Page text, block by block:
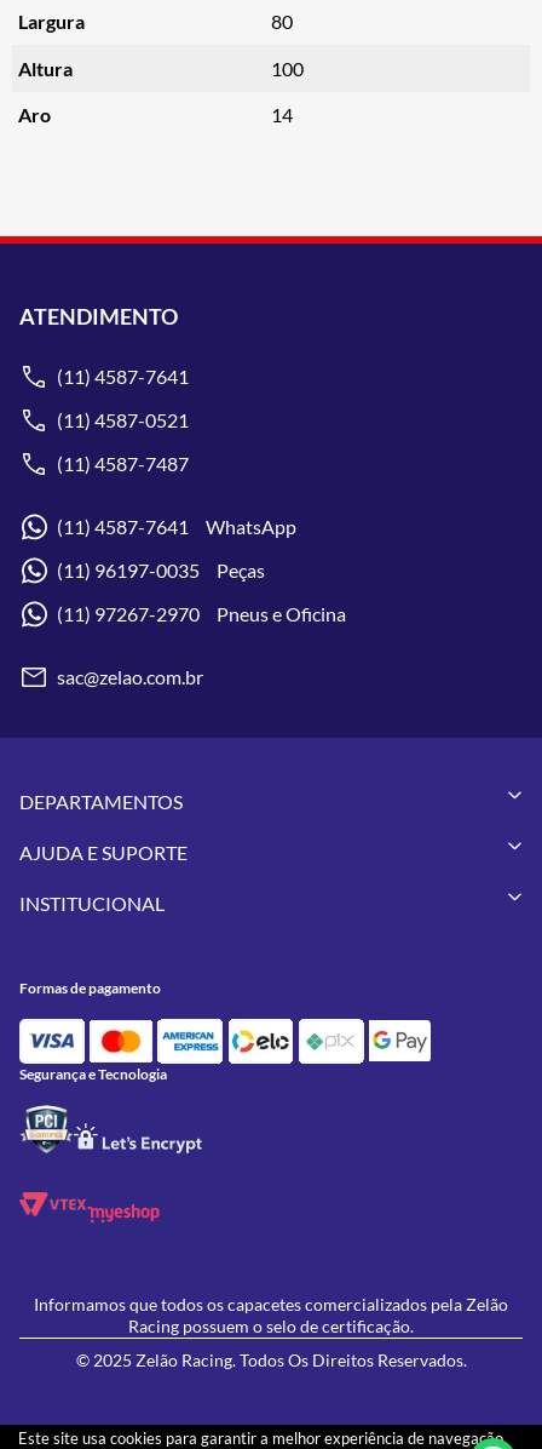
Este site usa cookies para garantir a melhor experiência de navegação.
Largura 80
Altura 100
Aro 14
ATENDIMENTO
(11) 4587-7641
(11) 4587-0521
(11) 4587-7487
(11) 4587-7641 WhatsApp
(11) 96197-0035 Peças
(11) 97267-2970 Pneus e Oficina
sac@zelao.com.br
DEPARTAMENTOS
Vestuários
Pneus
Utilidades
Feminino
Lançamentos
AJUDA E SUPORTE
Meus Pedidos
Política de Privacidade
Política de Campanhas e promoções
INSTITUCIONAL
Contato
Oficina/Serviços
Formas de pagamento
Segurança e Tecnologia
Informamos que todos os capacetes comercializados pela Zelão
Racing possuem o selo de certificação.
© 2025 Zelão Racing. Todos Os Direitos Reservados.